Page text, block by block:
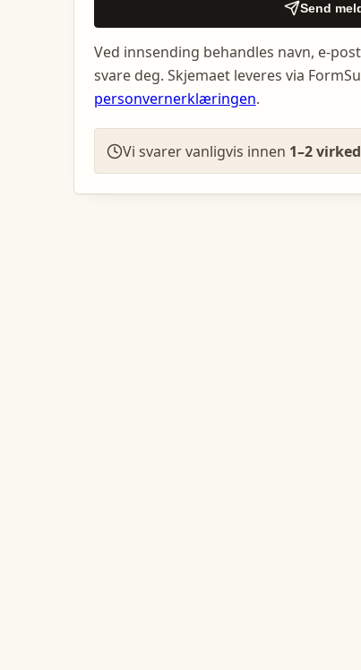
Send
Ved innsending behandles navn, e-
svare deg. Skjemaet leveres via
personvernerklæringen.
Vi svarer vanligvis innen 1–2